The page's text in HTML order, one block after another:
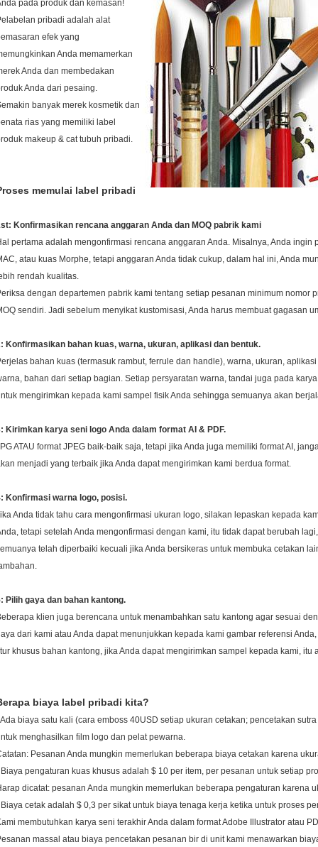
pada produk dan kemasan!
pribadi adalah alat
efek yang
Anda memamerkan
Anda dan membedakan
Anda dari pesaing.
banyak merek kosmetik dan
rias yang memiliki label
makeup & cat tubuh pribadi.
memulai label pribadi
Konfirmasikan rencana anggaran Anda dan MOQ pabrik kami
pertama adalah mengonfirmasi rencana anggaran Anda. Misalnya, Anda ingin
atau kuas Morphe, tetapi anggaran Anda tidak cukup, dalam hal ini, Anda
rendah kualitas.
dengan departemen pabrik kami tentang setiap pesanan minimum nomor
sendiri. Jadi sebelum menyikat kustomisasi, Anda harus membuat gagasan
Konfirmasikan bahan kuas, warna, ukuran, aplikasi dan bentuk.
bahan kuas (termasuk rambut, ferrule dan handle), warna, ukuran,
bahan dari setiap bagian. Setiap persyaratan warna, tandai juga pada
mengirimkan kepada kami sampel fisik Anda sehingga semuanya akan
Kirimkan karya seni logo Anda dalam format AI & PDF.
ATAU format JPEG baik-baik saja, tetapi jika Anda juga memiliki format AI,
menjadi yang terbaik jika Anda dapat mengirimkan kami berdua format.
Konfirmasi warna logo, posisi.
Anda tidak tahu cara mengonfirmasi ukuran logo, silakan lepaskan kepada
tetapi setelah Anda mengonfirmasi dengan kami, itu tidak dapat berubah
telah diperbaiki kecuali jika Anda bersikeras untuk membuka cetakan
Pilih gaya dan bahan kantong.
klien juga berencana untuk menambahkan satu kantong agar sesuai
dari kami atau Anda dapat menunjukkan kepada kami gambar referensi
khusus bahan kantong, jika Anda dapat mengirimkan sampel kepada kami, itu
biaya label pribadi kita?
Ada biaya satu kali (cara emboss 40USD setiap ukuran cetakan; pencetakan
menghasilkan film logo dan pelat pewarna.
Pesanan Anda mungkin memerlukan beberapa biaya cetakan karena
Biaya pengaturan kuas khusus adalah $ 10 per item, per pesanan untuk setiap
dicatat: pesanan Anda mungkin memerlukan beberapa pengaturan karena
Biaya cetak adalah $ 0,3 per sikat untuk biaya tenaga kerja ketika untuk proses
membutuhkan karya seni terakhir Anda dalam format Adobe Illustrator atau
massal atau biaya pencetakan pesanan bir di unit kami menawarkan